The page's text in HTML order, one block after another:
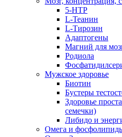
5-HTP
L-Теанин
L-Тирозин
Адаптогены
Магний для
Родиола
Мужское здоровье
Биотин
Бустеры
Здоровье
семечки)
Либидо и
Омега и